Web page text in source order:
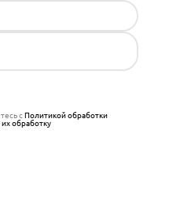
сПолитикой обработки
их обработку